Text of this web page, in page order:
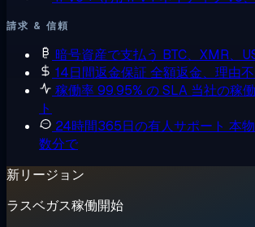
請求 & 信頼
暗号資産で支払う BTC、XMR、
14日間返金保証 全額返金、理由
稼働率 99.95% の SLA 当社の稼
ト
24時間365日の有人サポート 本
数分で
新リージョン
ラスベガス稼働開始